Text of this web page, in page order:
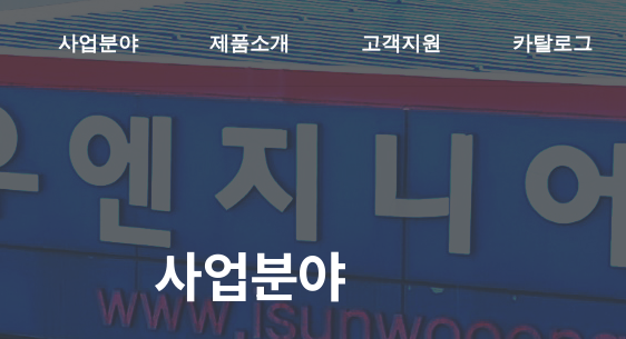
사업분야 제품소개 고객지원 카탈로그
사업분야